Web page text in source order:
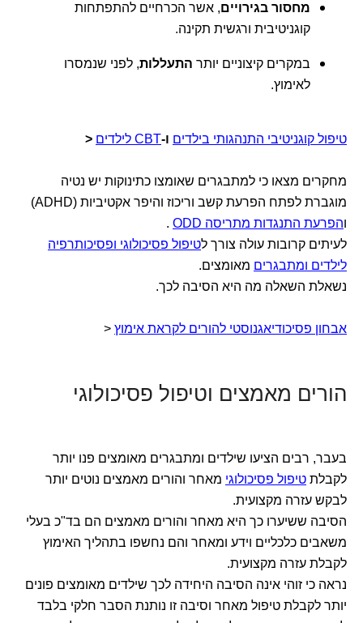
מחסור בגירויים, אשר הכרחיים להתפתחות
קוגניטיבית ורגשית תקינה.
במקרים קיצוניים יותר התעללות, לפני שנמסרו
לאימוץ.
טיפול קוגניטיבי התנהגותי בילדים ו-CBT לילדים <
מחקרים מצאו כי למתבגרים שאומצו כתינוקות יש נטיה
מוגברת לפתח הפרעת קשב וריכוז והיפר אקטיביות (ADHD)
והפרעת התנגדות מתריסה ODD
.
לעיתים קרובות עולה צורך לטיפול פסיכולוגי ופסיכותרפיה
לילדים ומתבגרים מאומצים.
נשאלת השאלה מה היא הסיבה לכך.
אבחון פסיכודיאגנוסטי להורים לקראת אימוץ <
הורים מאמצים וטיפול פסיכולוגי
בעבר, רבים הציעו שילדים ומתבגרים מאומצים פנו יותר
לקבלת טיפול פסיכולוגי מאחר והורים מאמצים נוטים יותר
לבקש עזרה מקצועית.
הסיבה ששיערו כך היא מאחר והורים מאמצים הם בד"כ בעלי
משאבים כלכליים וידע ומאחר והם נחשפו בתהליך האימוץ
לקבלת עזרה מקצועית.
נראה כי זוהי אינה הסיבה היחידה לכך שילדים מאומצים פונים
יותר לקבלת טיפול מאחר וסיבה זו נותנת הסבר חלקי בלבד